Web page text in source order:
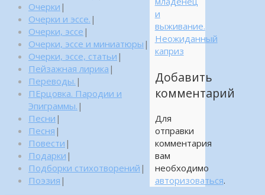
и
выживание.
Неожиданный
каприз
Добавить
комментарий
Для
отправки
комментария
вам
необходимо
авторизоваться.
Очерки |
Очерки и эссе. |
Очерки, эссе |
Очерки, эссе и миниатюры |
Очерки, эссе, статьи |
Пейзажная лирика |
Переводы. |
ПЕрцовка. Пародии и
Эпиграммы. |
Песни |
Песня |
Повести |
Подарки |
Подборки стихотворений |
Поэзия |